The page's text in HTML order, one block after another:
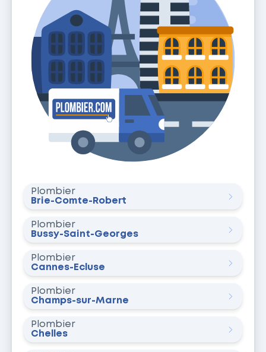
Plombier
Brie-Comte-Robert
Plombier
Bussy-Saint-Georges
Plombier
Cannes-Écluse
Plombier
Champs-sur-Marne
Plombier
Chelles